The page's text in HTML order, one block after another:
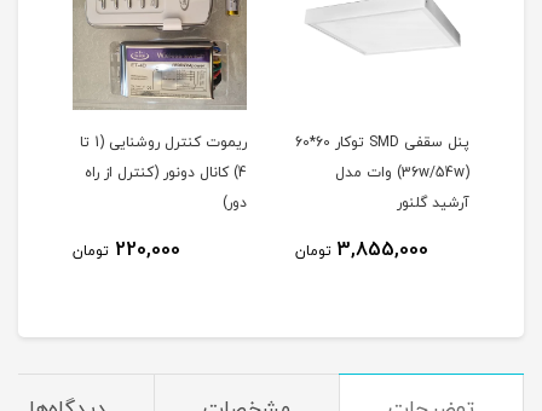
پنل سقفی SMD توکار 60*60
(36w/54w) وات مدل
آرشید گلنور
3,855,000 تومان
ریموت کنترل روشنایی (1 تا
4) کانال دونور (کنترل از راه
دور)
220,000 تومان